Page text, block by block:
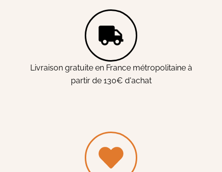
Livraison gratuite en France métropolitaine à
partir de 130€ d'achat